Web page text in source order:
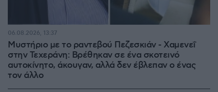
Μυστήριο με το ραντεβού Πεζεσκιάν - Χαμενεΐ
στην Τεχεράνη: Βρέθηκαν σε ένα σκοτεινό
αυτοκίνητο, άκουγαν, αλλά δεν έβλεπαν ο ένας
τον άλλο
06.08.2026, 13:37